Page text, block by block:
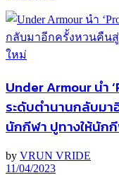
Under Armour นำ
ระดับตำนานกลับม
นักกีฬา ปูทางให้นัก
by VRUN VRIDE
11/04/2023